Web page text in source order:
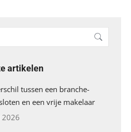
artikelen
tussen een branche-
en een vrije makelaar